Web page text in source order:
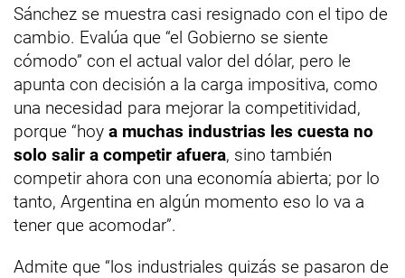
Sánchez se muestra casi resignado con el tipo de
cambio. Evalúa que “el Gobierno se siente
cómodo” con el actual valor del dólar, pero le
apunta con decisión a la carga impositiva, como
una necesidad para mejorar la competitividad,
porque “hoy a muchas industrias les cuesta no
solo salir a competir afuera, sino también
competir ahora con una economía abierta; por lo
tanto, Argentina en algún momento eso lo va a
tener que acomodar”.
Admite que “los industriales quizás se pasaron de